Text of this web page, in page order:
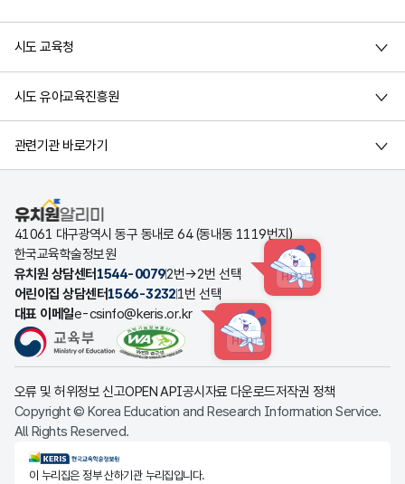
시도 교육청
시도 유아교육진흥원
관련기관 바로가기
유치원알리미
41061 대구광역시 동구 동내로 64 (동내동 1119번지)
한국교육학술정보원
유치원 상담센터 1544-00792번→2번 선택 HINT
어린이집 상담센터1566-32321번 선택
대표 이메일e-csinfo@keris.or.kr
HINT
오류 및 허위정보 신고OPEN API공시자료 다운로드저작권 정책
Copyright © Korea Education and Research Information Service.
All Rights Reserved.
KERIS한국교육학술정보원
이 누리집은 정부 산하기관 누리집입니다.